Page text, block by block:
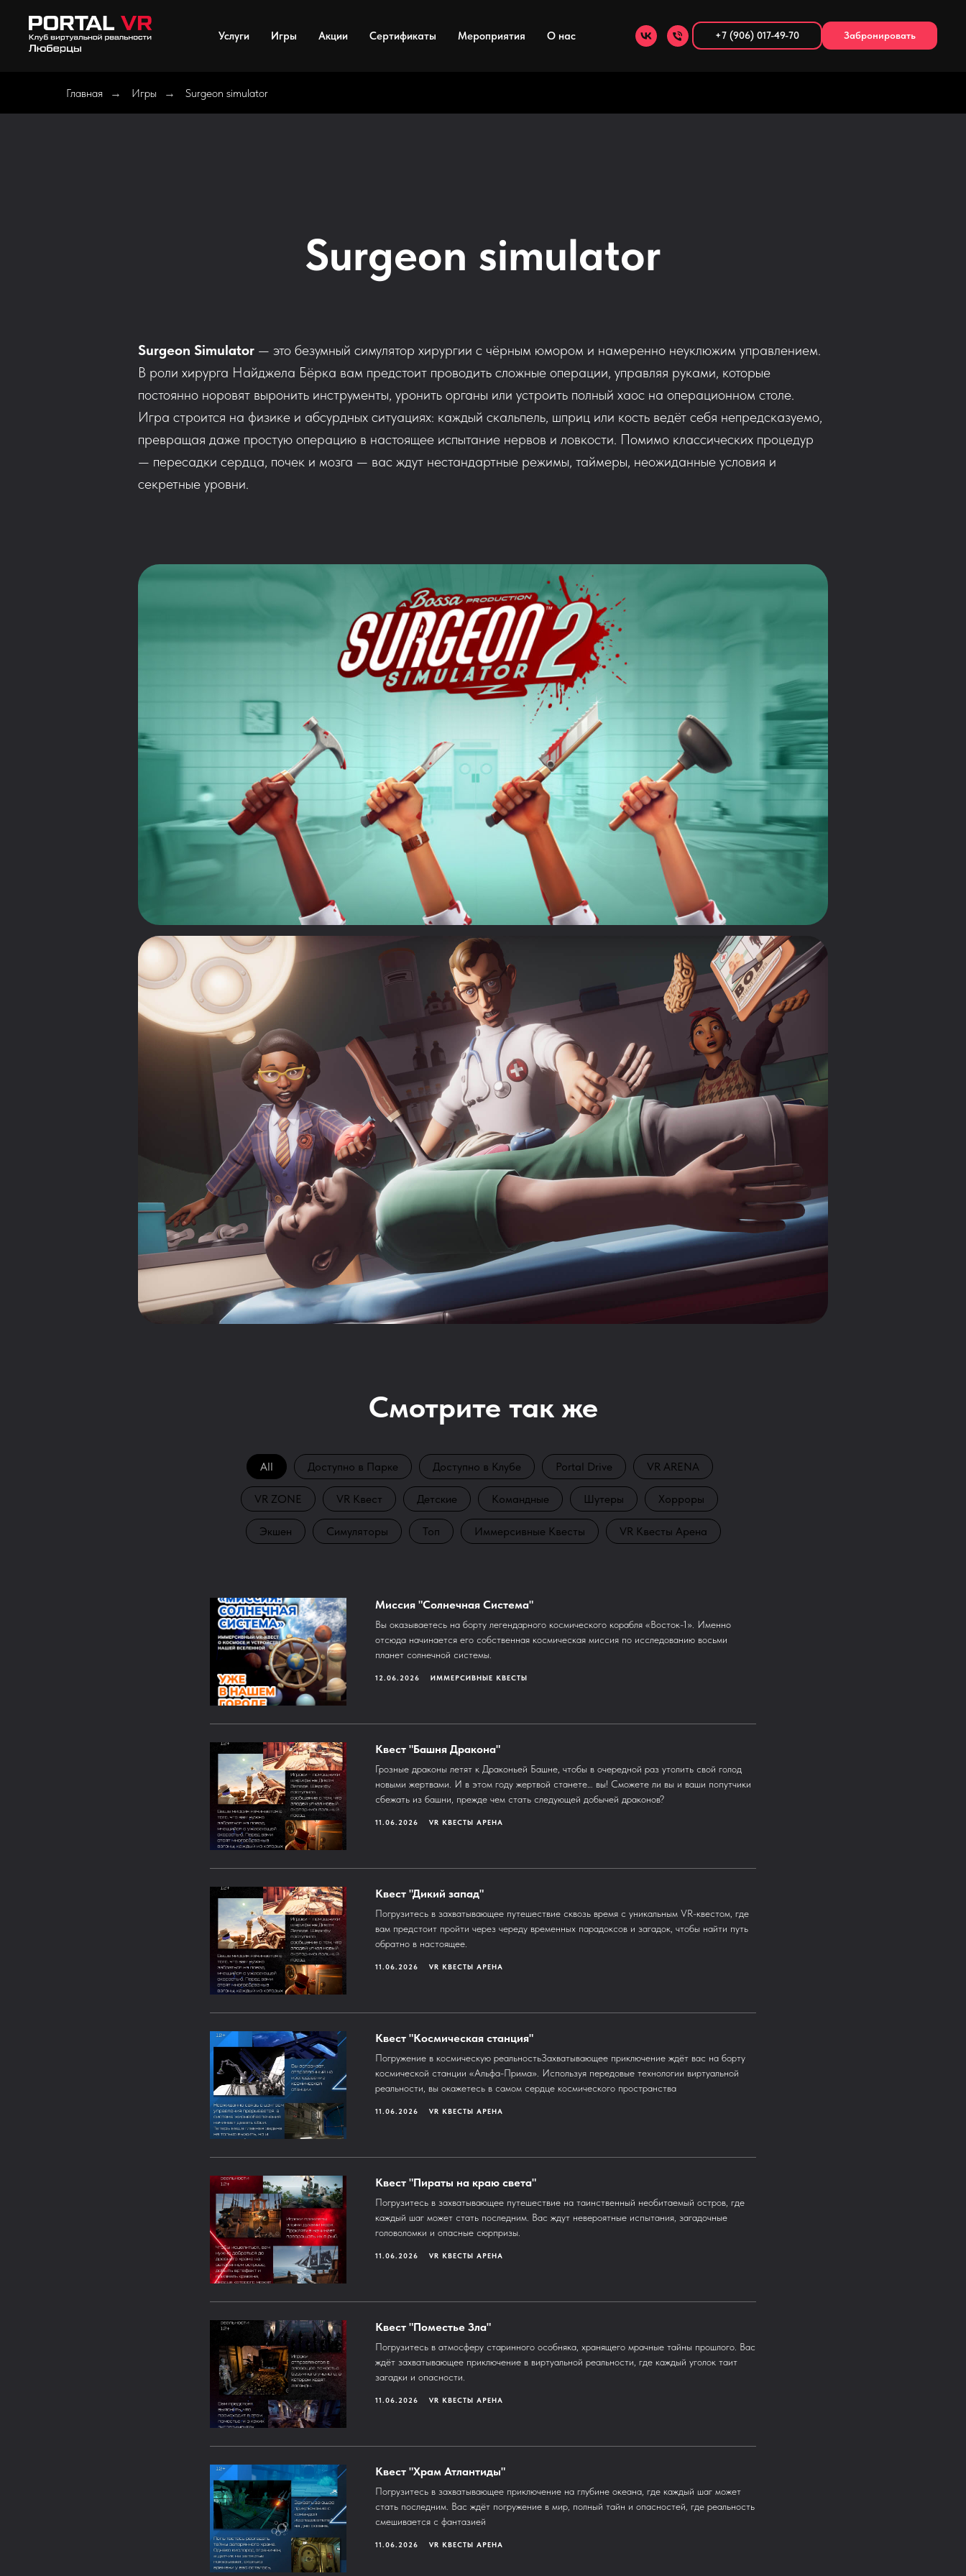
Услуги Игры Акции Сертификаты Мероприятия О нас +7 (906) 017-49-70 Забронировать
Главная → Игры → Surgeon simulator
Surgeon simulator
Surgeon Simulator — это безумный симулятор хирургии с чёрным юмором и намеренно неуклюжим управлением.
В роли хирурга Найджела Бёрка вам предстоит проводить сложные операции, управляя руками, которые
постоянно норовят выронить инструменты, уронить органы или устроить полный хаос на операционном столе.
Игра строится на физике и абсурдных ситуациях: каждый скальпель, шприц или кость ведёт себя непредсказуемо,
превращая даже простую операцию в настоящее испытание нервов и ловкости. Помимо классических процедур
— пересадки сердца, почек и мозга — вас ждут нестандартные режимы, таймеры, неожиданные условия и
секретные уровни.
Смотрите так же
All Доступно в Парке Доступно в Клубе Portal Drive VR ARENA
VR ZONE VR Квест Детские Командные Шутеры Хорроры
Экшен Симуляторы Топ Иммерсивные Квесты VR Квесты Арена
Миссия "Солнечная Система"
Вы оказываетесь на борту легендарного космического корабля «Восток-1». Именно
отсюда начинается его собственная космическая миссия по исследованию восьми
планет солнечной системы.
12.06.2026 ИММЕРСИВНЫЕ КВЕСТЫ
Квест "Башня Дракона"
Грозные драконы летят к Драконьей Башне, чтобы в очередной раз утолить свой голод
новыми жертвами. И в этом году жертвой станете… вы! Сможете ли вы и ваши попутчики
сбежать из башни, прежде чем стать следующей добычей драконов?
11.06.2026 VR КВЕСТЫ АРЕНА
Квест "Дикий запад"
Погрузитесь в захватывающее путешествие сквозь время с уникальным VR-квестом, где
вам предстоит пройти через череду временных парадоксов и загадок, чтобы найти путь
обратно в настоящее.
11.06.2026 VR КВЕСТЫ АРЕНА
Квест "Космическая станция"
Погружение в космическую реальностьЗахватывающее приключение ждёт вас на борту
космической станции «Альфа-Прима». Используя передовые технологии виртуальной
реальности, вы окажетесь в самом сердце космического пространства
11.06.2026 VR КВЕСТЫ АРЕНА
Квест "Пираты на краю света"
Погрузитесь в захватывающее путешествие на таинственный необитаемый остров, где
каждый шаг может стать последним. Вас ждут невероятные испытания, загадочные
головоломки и опасные сюрпризы.
11.06.2026 VR КВЕСТЫ АРЕНА
Квест "Поместье Зла"
Погрузитесь в атмосферу старинного особняка, хранящего мрачные тайны прошлого. Вас
ждёт захватывающее приключение в виртуальной реальности, где каждый уголок таит
загадки и опасности.
11.06.2026 VR КВЕСТЫ АРЕНА
Квест "Храм Атлантиды"
Погрузитесь в захватывающее приключение на глубине океана, где каждый шаг может
стать последним. Вас ждёт погружение в мир, полный тайн и опасностей, где реальность
смешивается с фантазией
11.06.2026 VR КВЕСТЫ АРЕНА